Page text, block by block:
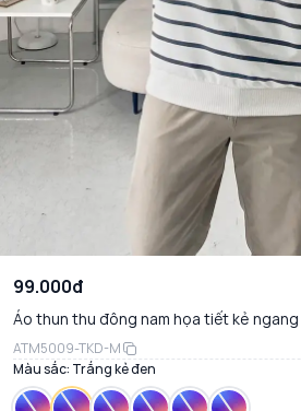
99.000đ
Áo thun thu đông nam họa tiết kẻ ngang
ATM5009-TKD-M
Màu sắc: Trắng kẻ đen